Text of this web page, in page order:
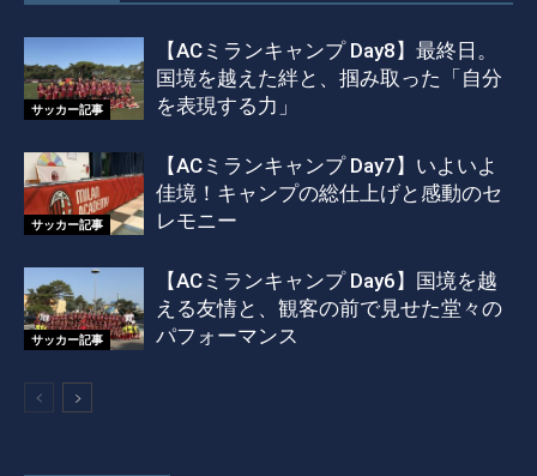
サッカー記事
【ACミランキャンプ Day8】最終日。
国境を越えた絆と、掴み取った「自分
を表現する力」
サッカー記事
【ACミランキャンプ Day7】いよいよ
佳境！キャンプの総仕上げと感動のセ
レモニー
サッカー記事
【ACミランキャンプ Day6】国境を越
える友情と、観客の前で見せた堂々の
パフォーマンス